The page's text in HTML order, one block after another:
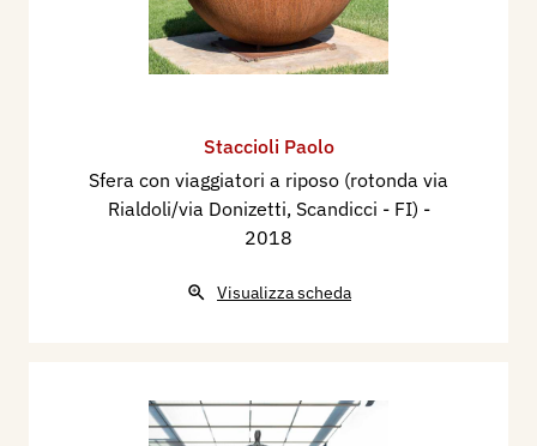
Staccioli Paolo
Sfera con viaggiatori a riposo (rotonda via
Rialdoli/via Donizetti, Scandicci - FI) -
2018
Visualizza scheda